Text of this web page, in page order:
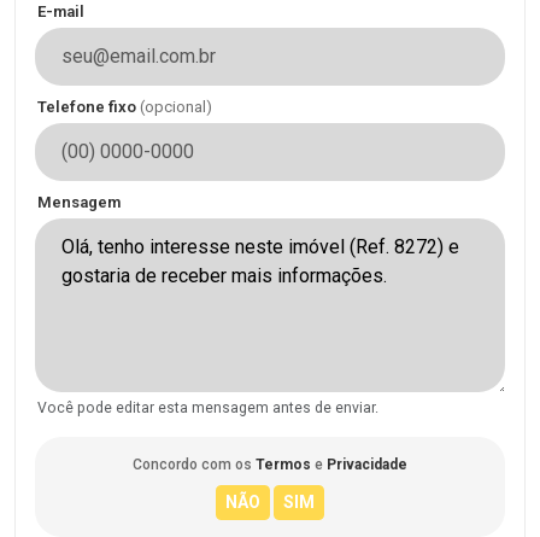
E-mail
Telefone fixo (opcional)
Mensagem
Você pode editar esta mensagem antes de enviar.
Concordo com os Termos e Privacidade